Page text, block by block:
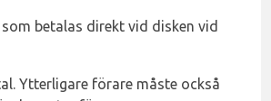
betalas direkt vid disken vid
Ytterligare förare måste också